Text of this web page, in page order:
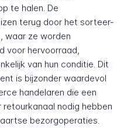
te halen. De
terug door het sorteer-
waar ze worden
voor hervoorraad,
van hun conditie. Dit
is bijzonder waardevol
handelaren die een
nodig hebben
bezorgoperaties.